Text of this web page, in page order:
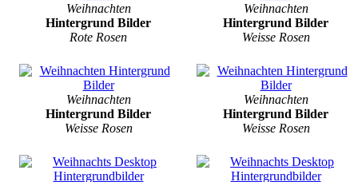
Weihnachten
Hintergrund Bilder
Rote Rosen
Weihnachten
Hintergrund Bilder
Weisse Rosen
Weihnachten
Hintergrund Bilder
Weisse Rosen
Weihnachten
Hintergrund Bilder
Weisse Rosen